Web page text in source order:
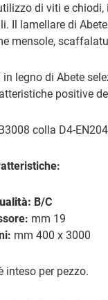
di viti e
Il lamellare di
mensole,
di Abete
positive
colla D4-
B/C
mm 19
mm 400 x 3000
inteso per pezzo.